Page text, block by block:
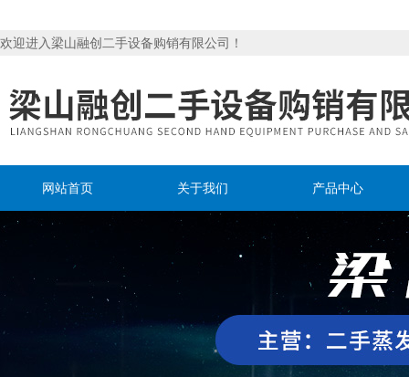
欢迎进入梁山融创二手设备购销有限公司！
网站首页 关于我们 产品中心